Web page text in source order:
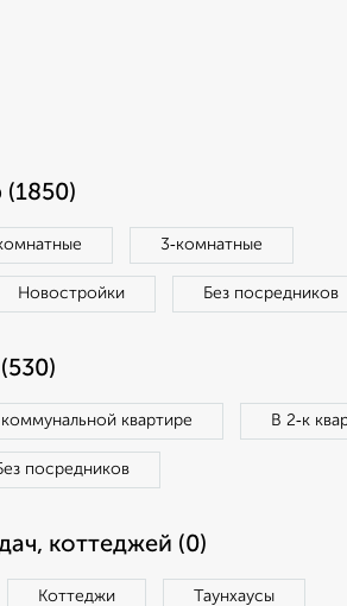
3‑комнатные
Новостройки Без посредников
квартире В 2‑к
посредников
коттеджей (0)
Коттеджи Таунхаусы